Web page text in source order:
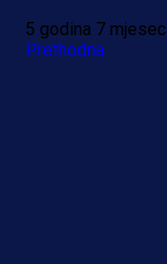
5 godina 7 mjesec
Prethodna